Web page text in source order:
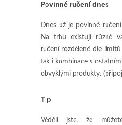
Povinné ručení dnes
Dnes už je povinné
Na trhu existují různé
ručení rozdělené dle
tak i kombinace s
obvyklými produkty.
Tip
Věděli jste, že